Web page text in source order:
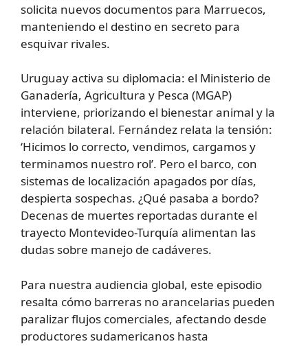
solicita nuevos documentos para Marruecos,
manteniendo el destino en secreto para
esquivar rivales.
Uruguay activa su diplomacia: el Ministerio de
Ganadería, Agricultura y Pesca (MGAP)
interviene, priorizando el bienestar animal y la
relación bilateral. Fernández relata la tensión:
‘Hicimos lo correcto, vendimos, cargamos y
terminamos nuestro rol’. Pero el barco, con
sistemas de localización apagados por días,
despierta sospechas. ¿Qué pasaba a bordo?
Decenas de muertes reportadas durante el
trayecto Montevideo-Turquía alimentan las
dudas sobre manejo de cadáveres.
Para nuestra audiencia global, este episodio
resalta cómo barreras no arancelarias pueden
paralizar flujos comerciales, afectando desde
productores sudamericanos hasta